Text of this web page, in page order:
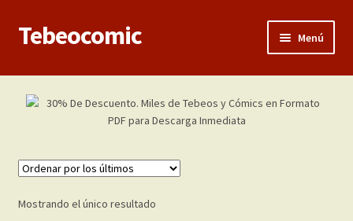
Ir
Ir
al
Tebeocomic Menú
Inicio
Franco-Belga
Adultos
Mostrando el único resultado